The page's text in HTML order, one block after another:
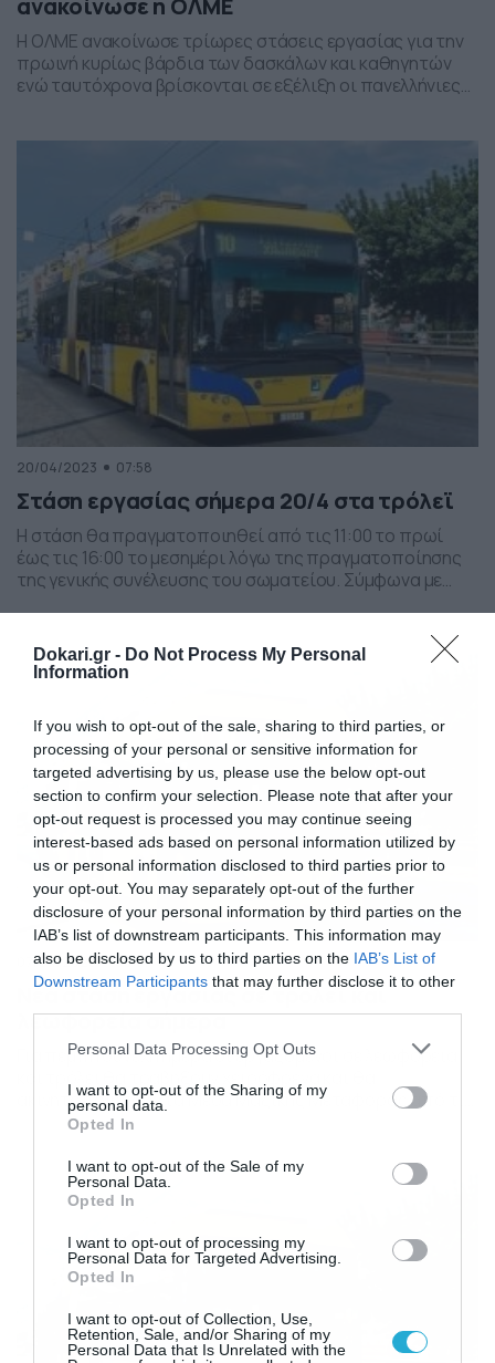
Dokari.gr - Do Not Process My Personal
Information
If you wish to opt-out of the sale, sharing to third parties, or
processing of your personal or sensitive information for
targeted advertising by us, please use the below opt-out
section to confirm your selection. Please note that after your
opt-out request is processed you may continue seeing
interest-based ads based on personal information utilized by
us or personal information disclosed to third parties prior to
your opt-out. You may separately opt-out of the further
disclosure of your personal information by third parties on the
IAB’s list of downstream participants. This information may
also be disclosed by us to third parties on the IAB’s List of
Downstream Participants that may further disclose it to other
Please note that this website/app uses one or more Google
not limited to your visit or usage behaviour. You may click to
grant or deny consent to Google and its third-party tags to
use your data for below specified purposes in below Google
consent section.
Personal Data Processing Opt Outs
I want to opt-out of the Sharing of my
personal data.
Opted In
I want to opt-out of the Sale of my
Personal Data.
Opted In
I want to opt-out of processing my
Personal Data for Targeted Advertising.
Opted In
I want to opt-out of Collection, Use,
Retention, Sale, and/or Sharing of my
Personal Data that Is Unrelated with the
ανακοίνωσε η ΟΛΜΕ
Η ΟΛΜΕ ανακοίνωσε τρίωρες στάσεις εργασίας για την
πρωινή κυρίως βάρδια των δασκάλων και καθηγητών
ενώ ταυτόχρονα βρίσκονται σε εξέλιξη οι πανελλήνιες
τις πανελλήνιες, καθώς οι στάσεις εργασίας αφορούν
ένα πάρα πολύ […]
20/04/2023 07:58
Στάση εργασίας σήμερα 20/4 στα τρόλεϊ
Η στάση θα πραγματοποιηθεί από τις 11:00 το πρωί
έως τις 16:00 το μεσημέρι λόγω της πραγματοποίησης
της γενικής συνέλευσης του σωματείου. Σύμφωνα με
της τρίτης εξ αναβολής γενικής συνέλευσης, στο
αμαξοστάσιο Αττικής, με θέματα τον οικονομικό και
07/04/2023 08:57
Νέα στάση εργασίας σε τρόλεϊ και
λεωφορεία σήμερα
Για πέμπη συνεχή ημέρα οι εργαζόμενοι σε λεωφορεία
ακινητοποιήσουν τα Μέσα Μαζικής Μεταφοράς από τις
11 το πρωί έως τις 4 το απόγευμα. Το πάγιο αίτημά τους
τελευταία πρωινά δρομολόγια αναμένεται να
αναχωρήσουν από τις αφετηρίες από τις 10:00 ενώ […]